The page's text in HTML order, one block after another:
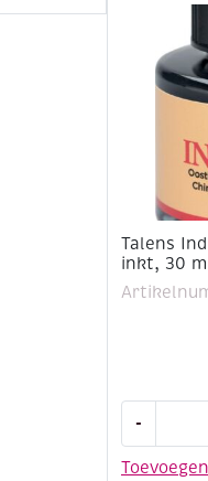
Talens
inkt, 30
Toevoegen
-
Ink/